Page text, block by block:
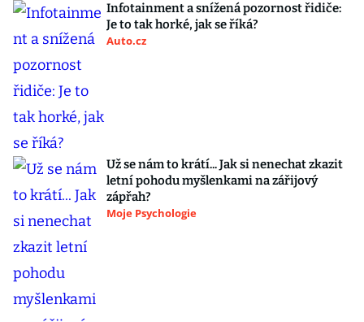
Infotainment a snížená pozornost řidiče:
Je to tak horké, jak se říká?
Auto.cz
Už se nám to krátí... Jak si nenechat zkazit
letní pohodu myšlenkami na zářijový
zápřah?
Moje Psychologie